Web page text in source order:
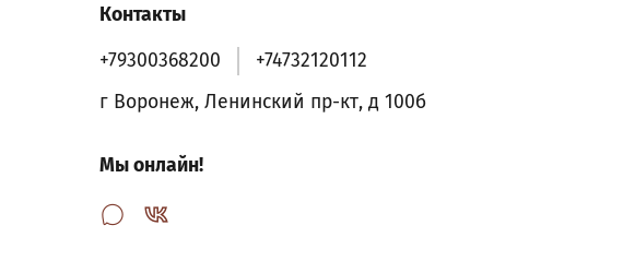
Контакты
+79300368200
+74732120112
г Воронеж, Ленинский пр-кт, д 100б
Мы онлайн!